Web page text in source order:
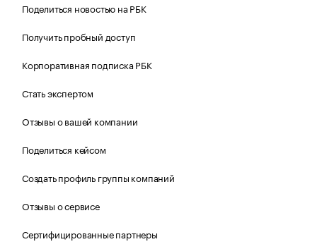
Поделиться новостью на РБК
Получить пробный доступ
Корпоративная подписка РБК
Стать экспертом
Отзывы о вашей компании
Поделиться кейсом
Создать профиль группы компаний
Отзывы о сервисе
Сертифицированные партнеры